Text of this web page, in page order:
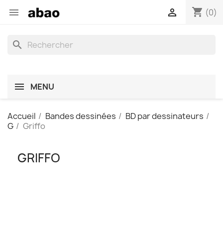
 shopping_cart (0)

search
MENU
Accueil Bandes dessinées
BD par dessinateurs
G
Griffo
GRIFFO